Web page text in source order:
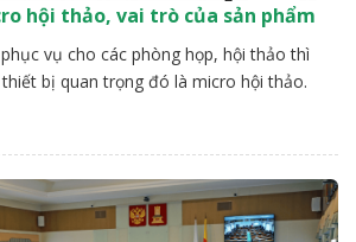
hội thảo, vai trò của sản phẩm
vụ cho các phòng họp, hội thảo thì
bị quan trọng đó là micro hội thảo.
gì? Có những loại nào? Những dòng
[…]